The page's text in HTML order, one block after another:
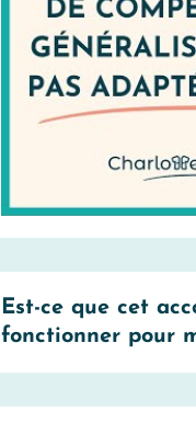
Est-ce que cet
fonctionner pour